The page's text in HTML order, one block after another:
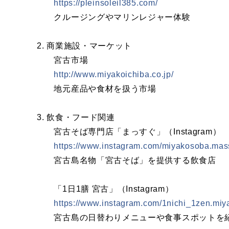
https://pleinsoleil385.com/
クルージングやマリンレジャー体験
2. 商業施設・マーケット
宮古市場
http://www.miyakoichiba.co.jp/
地元産品や食材を扱う市場
3. 飲食・フード関連
宮古そば専門店「まっすぐ」（Instagram）
https://www.instagram.com/
宮古島名物「宮古そば」を提供する飲食店
「1日1膳 宮古」（Instagram）
https://www.instagram.com/
宮古島の日替わりメニューや食事スポットを